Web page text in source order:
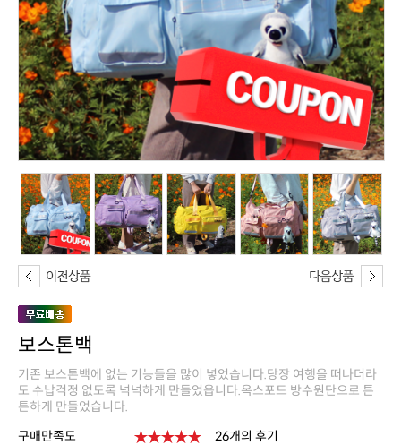
보스톤백
튼하게 만들었습니다.
구매만족도
26개의 후기